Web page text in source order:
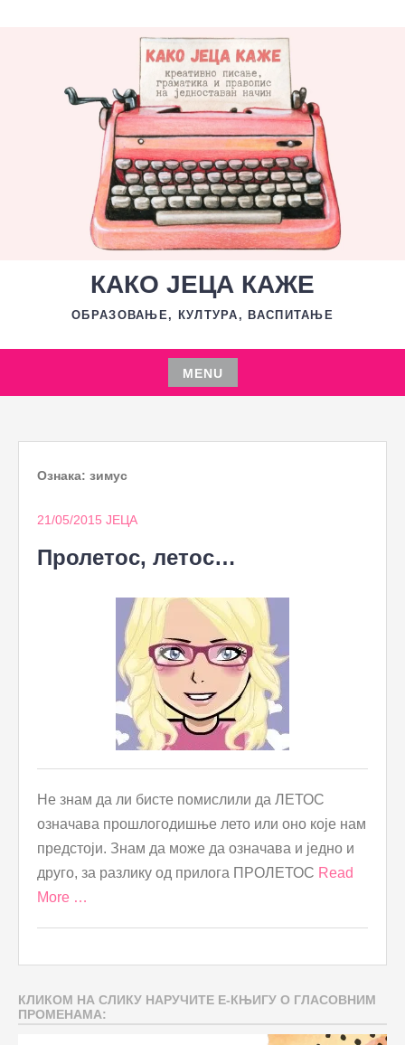
КАКО ЈЕЦА КАЖЕ
ОБРАЗОВАЊЕ, КУЛТУРА, ВАСПИТАЊЕ
MENU
Skip
content
Ознака: зимус
21/05/2015 ЈЕЦА
Пролетос, летос…
Не знам да ли бисте помислили да ЛЕТОС
означава прошлогодишње лето или оно које нам
предстоји. Знам да може да означава и једно и
друго, за разлику од прилога ПРОЛЕТОС Read
More …
КЛИКОМ НА СЛИКУ НАРУЧИТЕ Е-КЊИГУ О ГЛАСОВНИМ
ПРОМЕНАМА: